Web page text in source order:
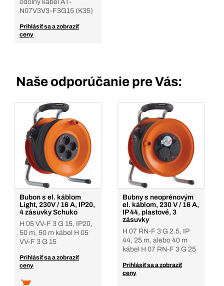
odolný kábel AT-
N07V3V3-F3G15 (K35)
Prihlásiť sa a zobraziť
ceny
Naše odporúčanie pre Vás:
Bubon s el. káblom
Light, 230V / 16 A, IP20,
4 zásuvky Schuko
H 05 VV-F 3 G 15, IP20,
50 m, 50 m kábel H 05
VV-F 3 G 15
Prihlásiť sa a zobraziť
ceny
Bubny s neoprénovým
el. káblom, 230 V / 16 A,
IP 44, plastové, 3
zásuvky
H 07 RN-F 3 G 2.5, IP
44, 25 m, alebo 40 m
kábel H 07 RN-F 3 G 25
Prihlásiť sa a zobraziť
ceny